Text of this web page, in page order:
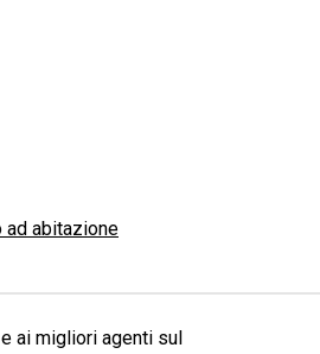
ad abitazione
ai migliori agenti sul